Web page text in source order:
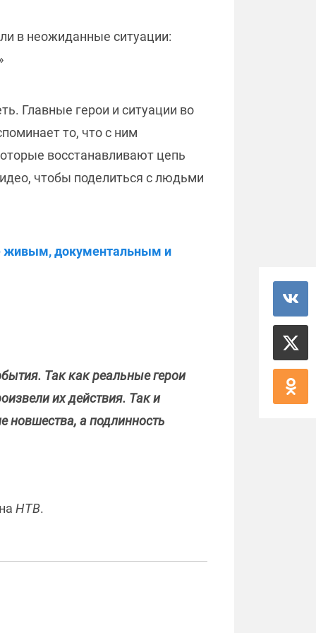
в неожиданные ситуации:
Главные герои и ситуации во
то, что с ним
восстанавливают цепь
чтобы поделиться с людьми
живым, документальным и
Так как реальные герои
их действия. Так и
новшества, а подлинность
НТВ.